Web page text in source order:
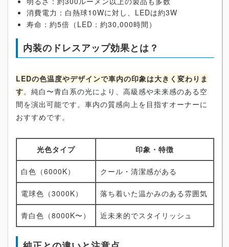
消費電力：白熱球10Wに対し、LEDは約3W
寿命：約5倍（LED：約30,000時間）
内装のドレスアップ効果とは？
LEDの色温度やデザインで車内の印象は大きく変わりま
す。純白〜青白系の光により、高級感や未来感のある空
間を演出可能です。車内の質感向上を目指すオーナーに
おすすめです。
光色タイプ 印象・特徴
白色（6000K） クール・清潔感がある
電球色（3000K） 落ち着いた温かみのある雰囲気
青白色（8000K〜） 近未来的でスタイリッシュ